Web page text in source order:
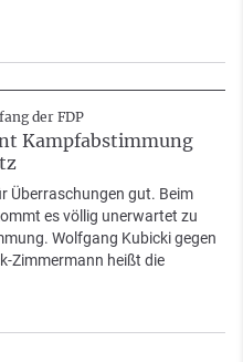
der FDP
Kampfabstimmung
Überraschungen gut. Beim
es völlig unerwartet zu
Wolfgang Kubicki gegen
Zimmermann heißt die